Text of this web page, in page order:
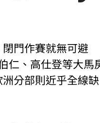
門作賽就無可避
仁、高仕登等大馬
分部則近乎全線缺